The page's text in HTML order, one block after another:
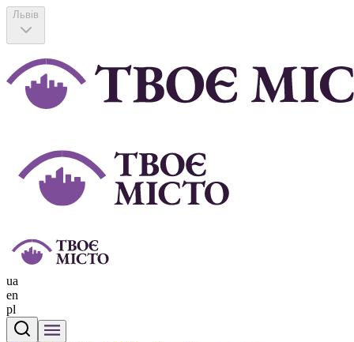
Львів
ua
en
pl